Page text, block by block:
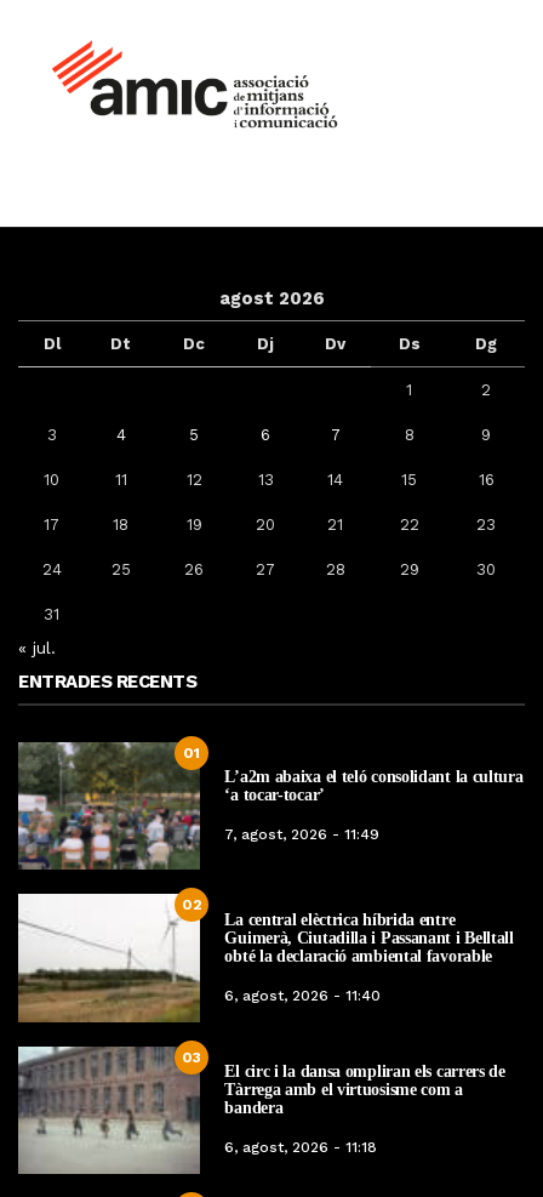
agost 2026
Dl Dt Dc Dj Dv Ds Dg
1 2
3 4 5 6 7 8 9
10 11 12 13 14 15 16
17 18 19 20 21 22 23
24 25 26 27 28 29 30
31
« jul.
ENTRADES RECENTS
01
L’a2m abaixa el teló consolidant la cultura
‘a tocar-tocar’
7, agost, 2026 - 11:49
02
La central elèctrica híbrida entre
Guimerà, Ciutadilla i Passanant i Belltall
obté la declaració ambiental favorable
6, agost, 2026 - 11:40
03
El circ i la dansa ompliran els carrers de
Tàrrega amb el virtuosisme com a
bandera
6, agost, 2026 - 11:18